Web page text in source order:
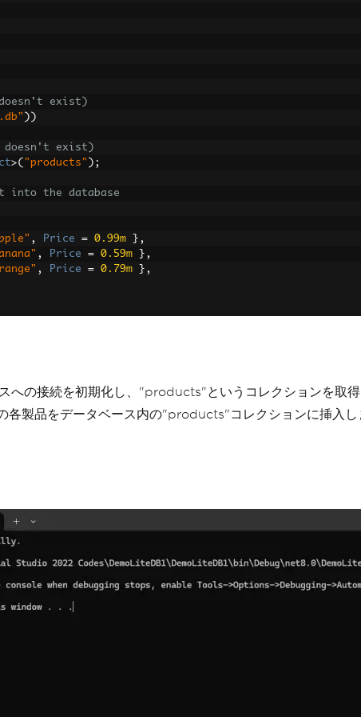
exist)
))
exist)
>( "products" );
the database
, Price = 0.99m
},
, Price = 0.59m
},
, Price = 0.79m
},
の接続を初期化し、"products"というコレクションを取
各製品をデータベース内の"products"コレクションに挿入